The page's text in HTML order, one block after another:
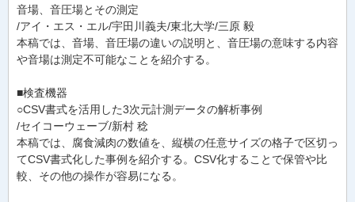
音場、音圧場とその測定
/アイ・エス・エル/宇田川義夫/東北大学/三原 毅
本稿では、音場、音圧場の違いの説明と、音圧場の意味する内容
や音場は測定不可能なことを紹介する。
■検査機器
○CSV書式を活用した3次元計測データの解析事例
/セイコーウェーブ/新村 稔
本稿では、腐食減肉の数値を、縦横の任意サイズの格子で区切っ
てCSV書式化した事例を紹介する。CSV化することで保管や比
較、その他の操作が容易になる。